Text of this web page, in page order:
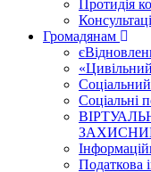
Протидія
Громадянам
Соціальні
Податкова